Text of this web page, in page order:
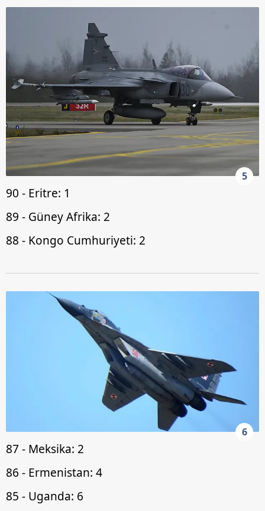
5
90 - Eritre: 1
89 - Güney Afrika: 2
88 - Kongo Cumhuriyeti: 2
6
87 - Meksika: 2
86 - Ermenistan: 4
85 - Uganda: 6